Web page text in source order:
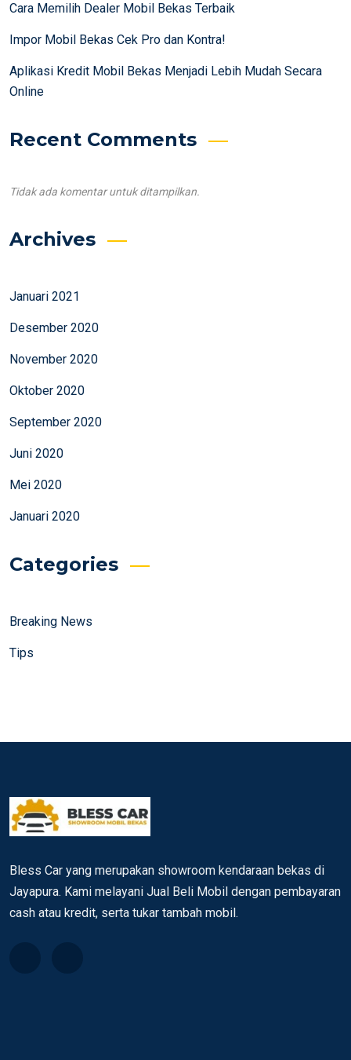
Cara Memilih Dealer Mobil Bekas Terbaik
Impor Mobil Bekas Cek Pro dan Kontra!
Aplikasi Kredit Mobil Bekas Menjadi Lebih Mudah Secara
Online
Recent Comments
Tidak ada komentar untuk ditampilkan.
Archives
Januari 2021
Desember 2020
November 2020
Oktober 2020
September 2020
Juni 2020
Mei 2020
Januari 2020
Categories
Breaking News
Tips
Bless Car yang merupakan showroom kendaraan bekas di
Jayapura. Kami melayani Jual Beli Mobil dengan pembayaran
cash atau kredit, serta tukar tambah mobil.